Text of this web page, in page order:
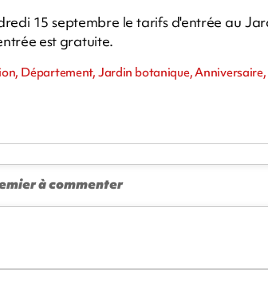
15 septembre le tarifs d'entrée au
est gratuite.
Département, Jardin botanique,